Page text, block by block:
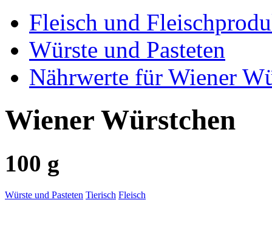
Fleisch und
Würste und Pasteten
Nährwerte für Wiener
Wiener Würstchen
100 g
Würste und Pasteten Tierisch Fleisch